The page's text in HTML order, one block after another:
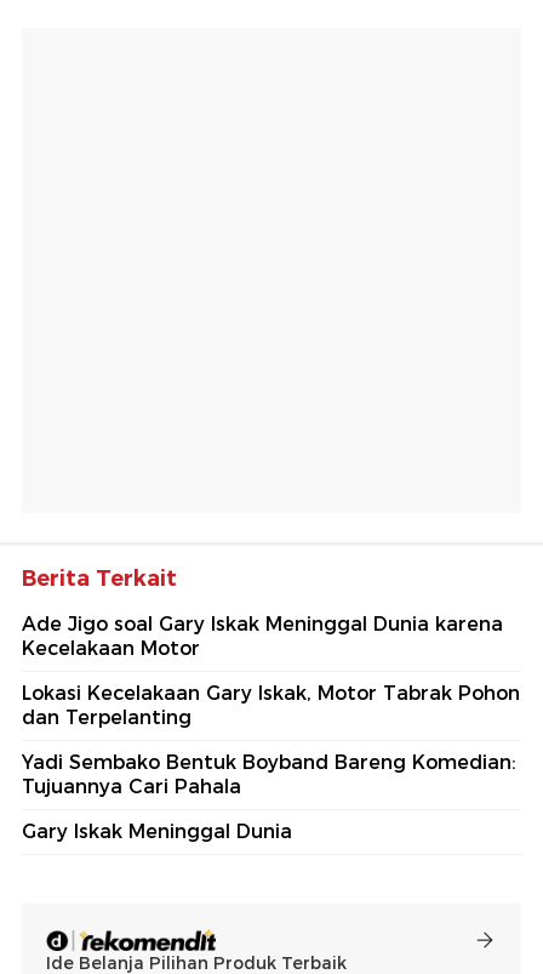
Berita Terkait
Ade Jigo soal Gary Iskak Meninggal Dunia karena
Kecelakaan Motor
Lokasi Kecelakaan Gary Iskak, Motor Tabrak Pohon
dan Terpelanting
Yadi Sembako Bentuk Boyband Bareng Komedian:
Tujuannya Cari Pahala
Gary Iskak Meninggal Dunia